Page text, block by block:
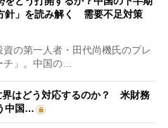
針」を読み解く 需要不足対策
の第一人者・田代尚機氏のプレ
チ」。中国の…
はどう対応するのか？ 米財務
中国…